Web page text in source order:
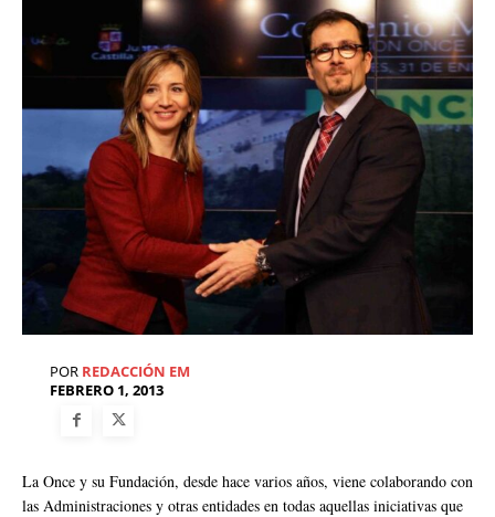
POR REDACCIÓN EM
FEBRERO 1, 2013
La Once y su Fundación, desde hace varios años, viene colaborando con
las Administraciones y otras entidades en todas aquellas iniciativas que